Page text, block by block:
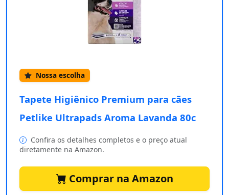
Nossa escolha
Tapete Higiênico Premium para cães
Petlike Ultrapads Aroma Lavanda 80c
Confira os detalhes completos e o preço atual
diretamente na Amazon.
Comprar na Amazon